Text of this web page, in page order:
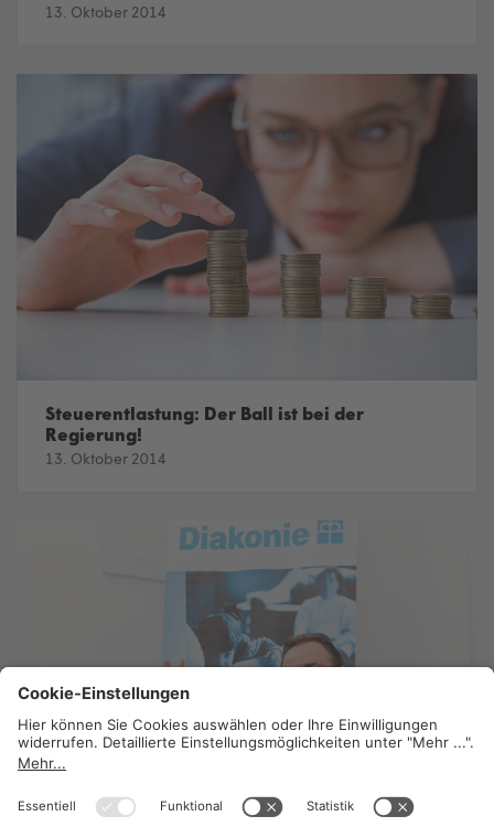
13. Oktober 2014
Steuerentlastung: Der Ball ist bei der
Regierung!
13. Oktober 2014